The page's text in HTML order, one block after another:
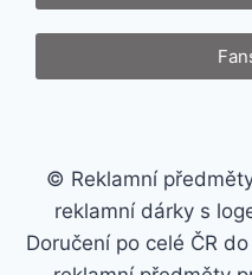
© Reklamní
reklamní dárky s
Doručení po celé ČR